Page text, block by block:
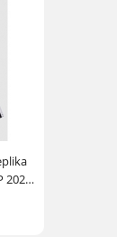
2026